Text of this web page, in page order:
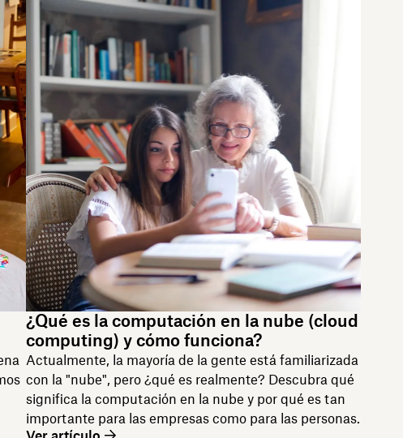
¿Qué es la computación en la nube (cloud
computing) y cómo funciona?
Actualmente, la mayoría de la gente está familiarizada
con la "nube", pero ¿qué es realmente? Descubra qué
significa la computación en la nube y por qué es tan
importante para las empresas como para las personas.